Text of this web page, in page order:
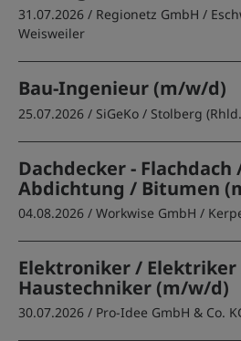
31.07.2026 / Regionetz GmbH /
Weisweiler
Bau-Ingenieur (m/w/d)
25.07.2026 / SiGeKo / Stolberg
Dachdecker - Flachdach
Abdichtung / Bitumen
04.08.2026 / Workwise GmbH /
Elektroniker / Elektriker
Haustechniker (m/w/d)
30.07.2026 / Pro-Idee GmbH & Co.